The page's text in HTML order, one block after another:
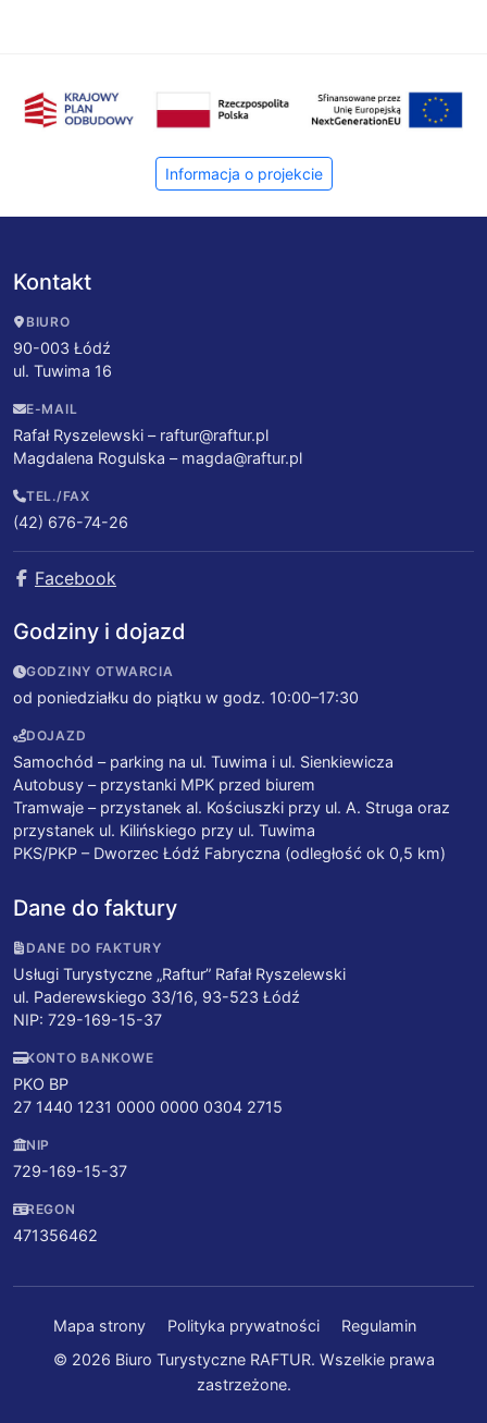
Informacja o projekcie
Kontakt
BIURO
90-003 Łódź
ul. Tuwima 16
E-MAIL
Rafał Ryszelewski – raftur@raftur.pl
Magdalena Rogulska – magda@raftur.pl
TEL./FAX
(42) 676-74-26
Facebook
Godziny i dojazd
GODZINY OTWARCIA
od poniedziałku do piątku w godz. 10:00–17:30
DOJAZD
Samochód – parking na ul. Tuwima i ul. Sienkiewicza
Autobusy – przystanki MPK przed biurem
Tramwaje – przystanek al. Kościuszki przy ul. A. Struga oraz
przystanek ul. Kilińskiego przy ul. Tuwima
PKS/PKP – Dworzec Łódź Fabryczna (odległość ok 0,5 km)
Dane do faktury
DANE DO FAKTURY
Usługi Turystyczne „Raftur” Rafał Ryszelewski
ul. Paderewskiego 33/16, 93-523 Łódź
NIP: 729-169-15-37
KONTO BANKOWE
PKO BP
27 1440 1231 0000 0000 0304 2715
NIP
729-169-15-37
REGON
471356462
Mapa strony Polityka prywatności
Regulamin
© 2026 Biuro Turystyczne RAFTUR. Wszelkie prawa
zastrzeżone.